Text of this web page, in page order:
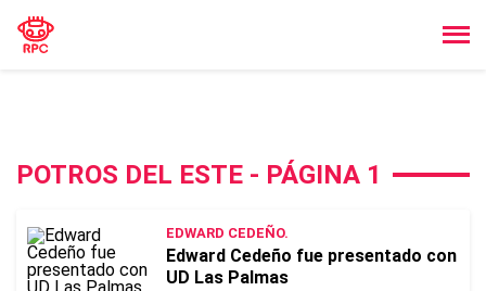
POTROS DEL ESTE - PÁGINA 1
EDWARD CEDEÑO.
Edward Cedeño fue presentado con
UD Las Palmas